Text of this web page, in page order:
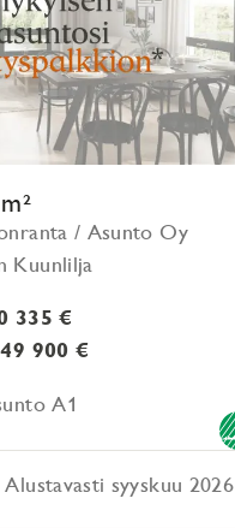
/ Asunto Oy
Kuunlilja
335 €
900 €
A1
syyskuu 2026